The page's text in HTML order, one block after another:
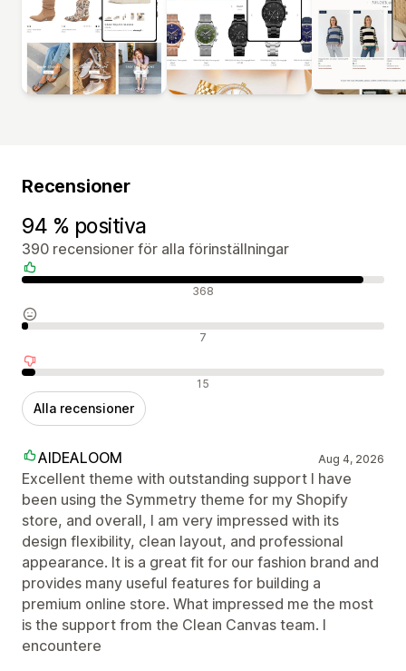
Recensioner
94 % positiva
390 recensioner för alla förinställningar
Positiva recensioner 368
Neutrala recensioner 7
Negativa recensioner 15
Alla recensioner
AIDEALOOM Aug 4, 2026
Excellent theme with outstanding support I have
been using the Symmetry theme for my Shopify
store, and overall, I am very impressed with its
design flexibility, clean layout, and professional
appearance. It is a great fit for our fashion brand and
provides many useful features for building a
premium online store. What impressed me the most
is the support from the Clean Canvas team. I
encountere